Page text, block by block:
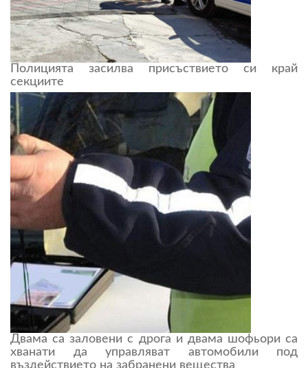
Полицията засилва присъствието си край
секциите
Двама са заловени с дрога и двама шофьори са
хванати да управляват автомобили под
въздействието на забранени вещества